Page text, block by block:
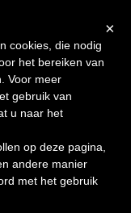
Shop
×
cookies, die nodig
het bereiken van
Voor meer
gebruik van
u naar het
op deze pagina,
andere manier
met het gebruik